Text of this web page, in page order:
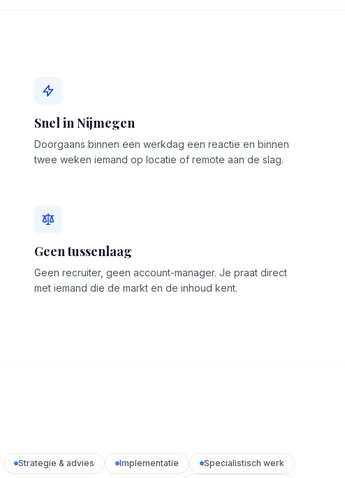
Snel in Nijmegen
Doorgaans binnen een werkdag een reactie en binnen
twee weken iemand op locatie of remote aan de slag.
Geen tussenlaag
Geen recruiter, geen account-manager. Je praat direct
met iemand die de markt en de inhoud kent.
Strategie & advies Implementatie
Specialistisch werk